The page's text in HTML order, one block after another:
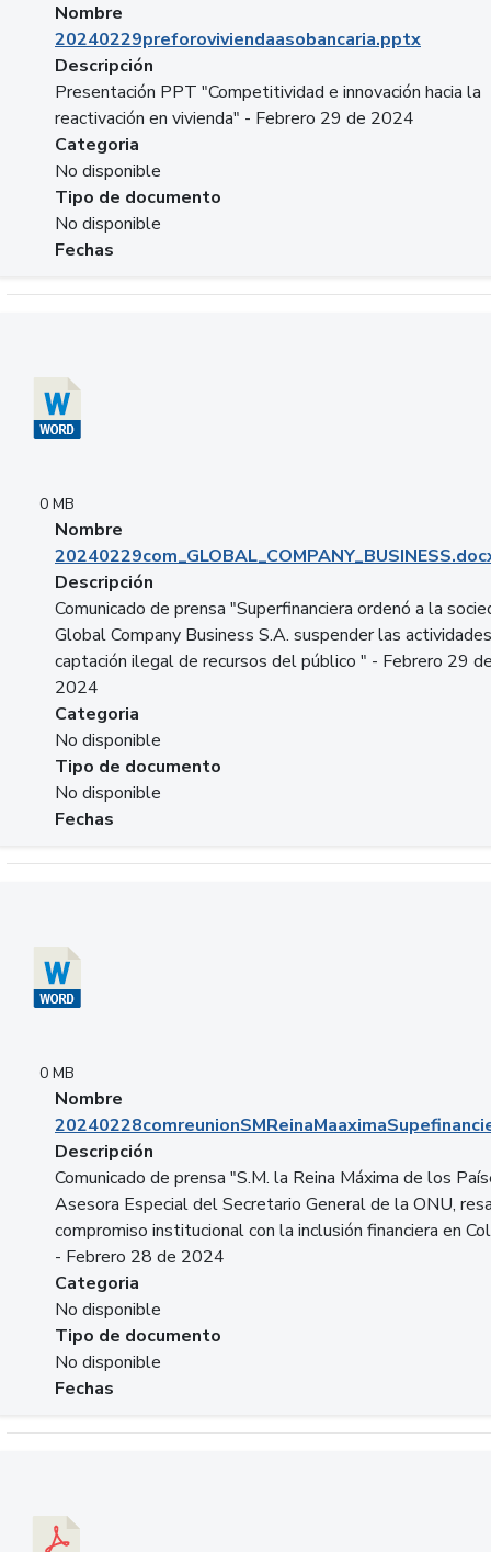
Nombre
20240229preforoviviendaasobancaria.pptx
Descripción
Presentación PPT "Competitividad e innovación hacia la
reactivación en vivienda" - Febrero 29 de 2024
Categoria
No disponible
Tipo de documento
No disponible
Fechas
0 MB
Nombre
Descripción
Comunicado de prensa "Superfinanciera ordenó a la
Global Company Business S.A. suspender las
captación ilegal de recursos del público " - Febrero 29
2024
Categoria
No disponible
Tipo de documento
No disponible
Fechas
0 MB
Nombre
Descripción
Comunicado de prensa "S.M. la Reina Máxima de los
Asesora Especial del Secretario General de la ONU,
compromiso institucional con la inclusión financiera en
- Febrero 28 de 2024
Categoria
No disponible
Tipo de documento
No disponible
Fechas